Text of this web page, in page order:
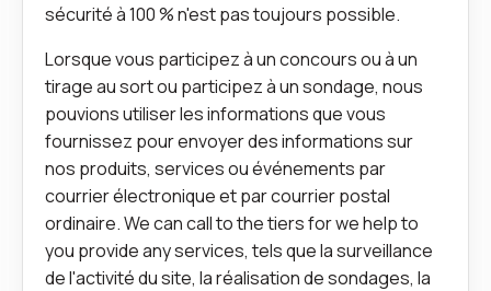
sécurité à 100 % n'est pas toujours possible.
Lorsque vous participez à un concours ou à un
tirage au sort ou participez à un sondage, nous
pouvions utiliser les informations que vous
fournissez pour envoyer des informations sur
nos produits, services ou événements par
courrier électronique et par courrier postal
ordinaire. We can call to the tiers for we help to
you provide any services, tels que la surveillance
de l'activité du site, la réalisation de sondages, la